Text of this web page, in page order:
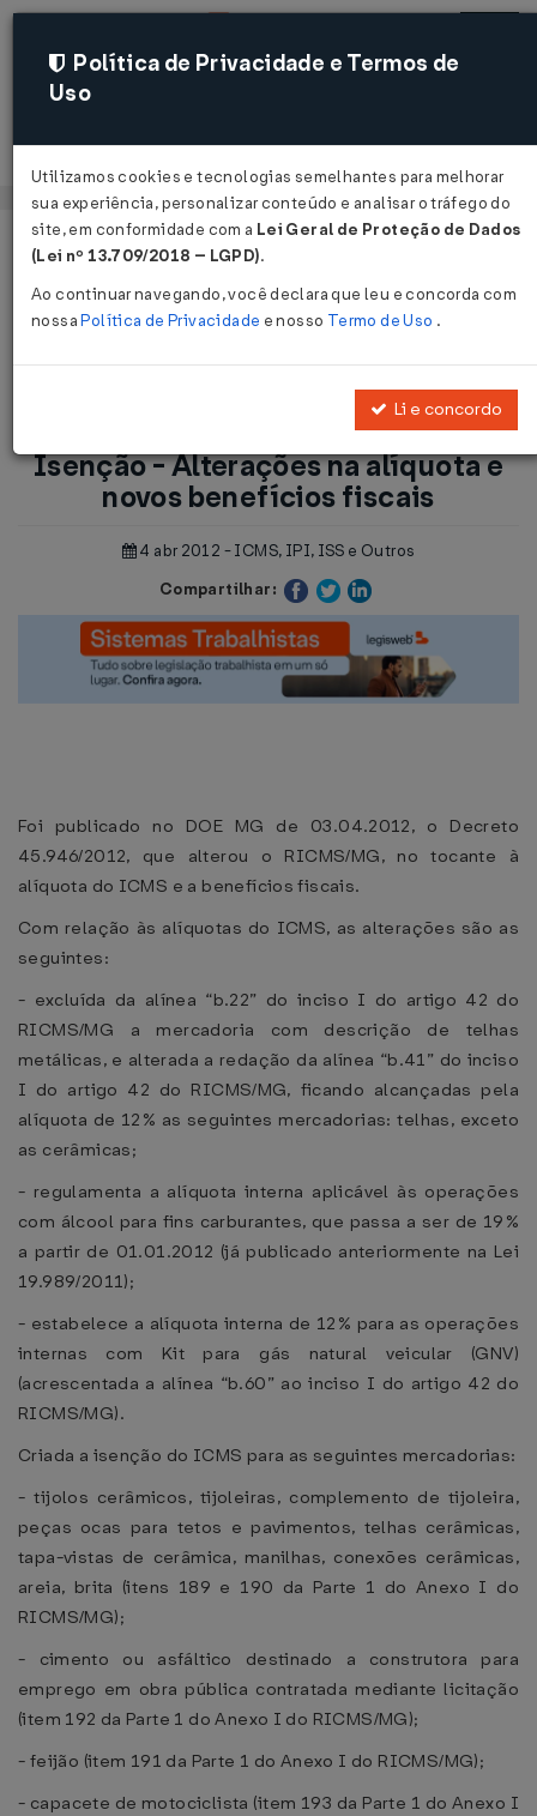
Acessar
Página Inicial
Notícias
alíquota e novos benefícios fiscais...
Voltar
ICMS-MG: Alíquota do ICMS e
Isenção - Alterações na alíquota e
novos benefícios fiscais
4 abr 2012 - ICMS, IPI, ISS e Outros
Compartilhar:
Foi publicado no DOE MG de 03.04.2012, o Decreto
45.946/2012, que alterou o RICMS/MG, no tocante à
alíquota do ICMS e a benefícios fiscais.
Com relação às alíquotas do ICMS, as alterações são as
seguintes:
- excluída da alínea “b.22” do inciso I do artigo 42 do
RICMS/MG a mercadoria com descrição de telhas
metálicas, e alterada a redação da alínea “b.41” do inciso
I do artigo 42 do RICMS/MG, ficando alcançadas pela
alíquota de 12% as seguintes mercadorias: telhas, exceto
as cerâmicas;
- regulamenta a alíquota interna aplicável às operações
com álcool para fins carburantes, que passa a ser de 19%
a partir de 01.01.2012 (já publicado anteriormente na Lei
19.989/2011);
- estabelece a alíquota interna de 12% para as operações
internas com Kit para gás natural veicular (GNV)
(acrescentada a alínea “b.60” ao inciso I do artigo 42 do
RICMS/MG).
Criada a isenção do ICMS para as seguintes mercadorias:
- tijolos cerâmicos, tijoleiras, complemento de tijoleira,
peças ocas para tetos e pavimentos, telhas cerâmicas,
tapa-vistas de cerâmica, manilhas, conexões cerâmicas,
areia, brita (itens 189 e 190 da Parte 1 do Anexo I do
RICMS/MG);
- cimento ou asfáltico destinado a construtora para
emprego em obra pública contratada mediante licitação
(item 192 da Parte 1 do Anexo I do RICMS/MG);
- feijão (item 191 da Parte 1 do Anexo I do RICMS/MG);
- capacete de motociclista (item 193 da Parte 1 do Anexo I
Política de Privacidade e Termos de
Uso
Utilizamos cookies e tecnologias semelhantes para melhorar
sua experiência, personalizar conteúdo e analisar o tráfego do
site, em conformidade com a Lei Geral de Proteção de Dados
(Lei nº 13.709/2018 – LGPD).
Ao continuar navegando, você declara que leu e concorda com
nossaPolítica de Privacidade e nosso Termo de Uso .
Li e concordo